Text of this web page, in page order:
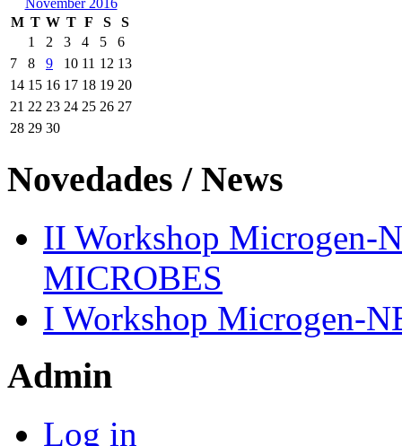
November 2016
M T W T F S
S
1
2 3 4 5
6
7
8 9 10 11 12 13
14 15 16 17 18 19 20
21 22 23 24 25 26 27
28 29 30
Novedades / News
II Workshop Microgen-
MICROBES
I Workshop Microgen-
Admin
Log in